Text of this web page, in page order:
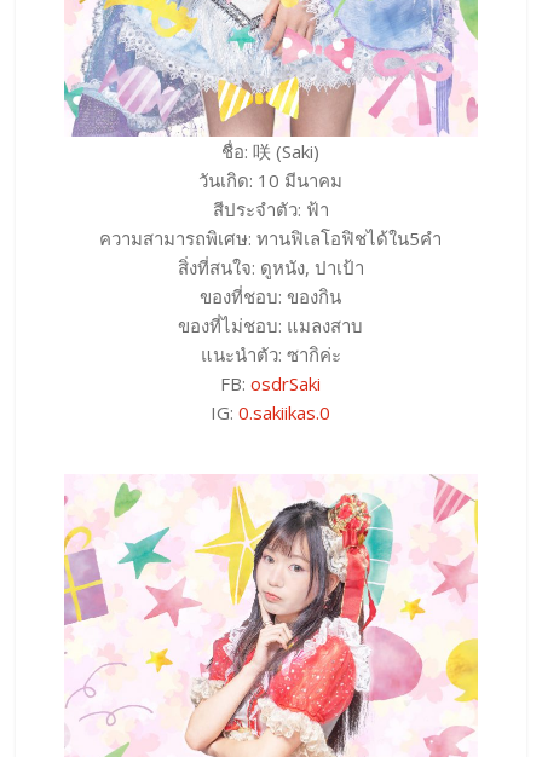
ชื่อ: 咲 (Saki)
วันเกิด: 10 มีนาคม
สีประจำตัว: ฟ้า
ความสามารถพิเศษ: ทานฟิเลโอฟิชได้ใน5คำ
สิ่งที่สนใจ: ดูหนัง, ปาเป้า
ของที่ชอบ: ของกิน
ของที่ไม่ชอบ: แมลงสาบ
แนะนำตัว: ซากิค่ะ
FB:osdrSaki
IG:0.sakiikas.0